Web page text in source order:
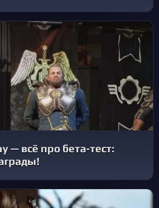
— всё про бета‑тест: